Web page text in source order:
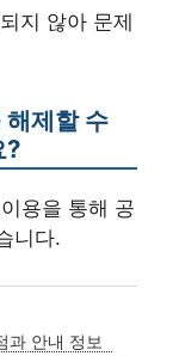
지 않아 문제
제할 수
?
용을 통해 공
니다.
과 안내 정보